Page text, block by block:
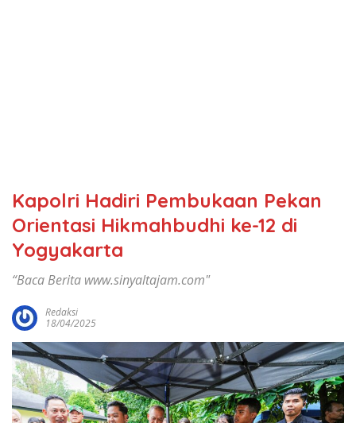
Kapolri Hadiri Pembukaan Pekan
Orientasi Hikmahbudhi ke-12 di
Yogyakarta
“Baca Berita www.sinyaltajam.com"
Redaksi
18/04/2025